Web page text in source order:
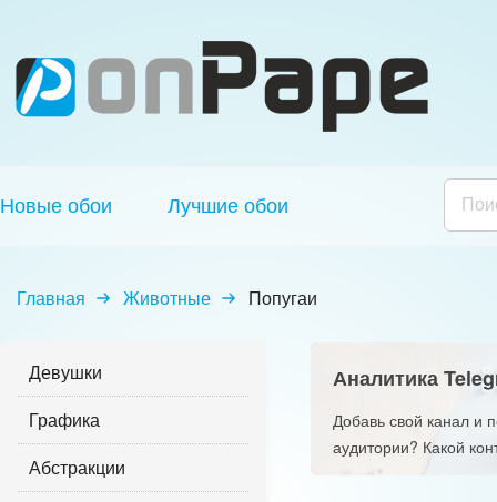
Новые обои Лучшие обои
Главная Животные Попугаи
Девушки
Графика
Абстракции
Аналитика
Добавь свой канал и
аудитории? Какой